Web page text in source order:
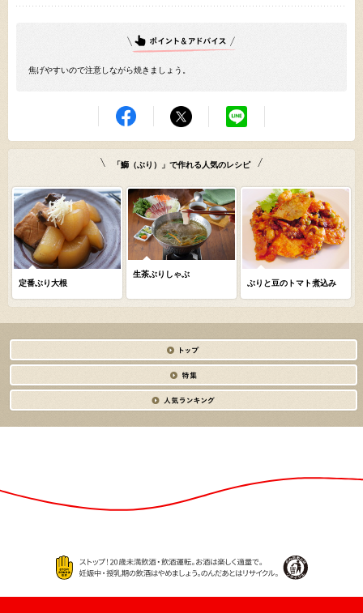
焦げやすいので注意しながら焼きましょう。
「鰤（ぶり）」で作れる人気のレシピ
定番ぶり大根
生茶ぶりしゃぶ
ぶりと豆のトマト煮込み